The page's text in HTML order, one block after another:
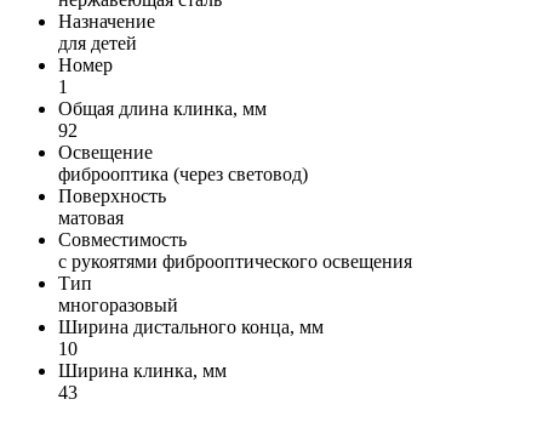
Назначение
для детей
Номер
1
Общая длина клинка, мм
92
Освещение
фиброоптика (через световод)
Поверхность
матовая
Совместимость
с рукоятями фиброоптического освещения
Тип
многоразовый
Ширина дистального конца, мм
10
Ширина клинка, мм
43